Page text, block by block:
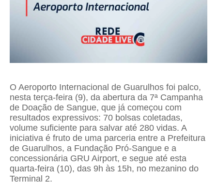
O Aeroporto Internacional de Guarulhos foi palco,
nesta terça-feira (9), da abertura da 7ª Campanha
de Doação de Sangue, que já começou com
resultados expressivos: 70 bolsas coletadas,
volume suficiente para salvar até 280 vidas. A
iniciativa é fruto de uma parceria entre a Prefeitura
de Guarulhos, a Fundação Pró-Sangue e a
concessionária GRU Airport, e segue até esta
quarta-feira (10), das 9h às 15h, no mezanino do
Terminal 2.